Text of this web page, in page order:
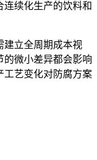
连续化生产的饮料和
建立全周期成本视
的微小差异都会影响
工艺变化对防腐方案